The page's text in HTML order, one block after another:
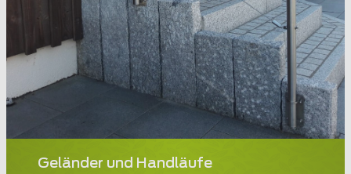
Geländer und Handläufe